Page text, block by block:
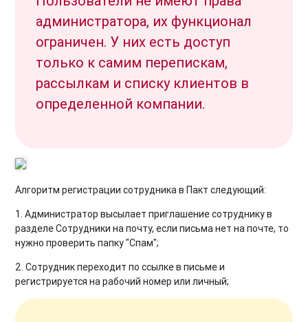
администратора, их функционал
ограничен. У них есть доступ
только к самим перепискам,
рассылкам и списку клиентов в
определенной компании.
Алгоритм регистрации сотрудника в Пакт следующий:
1. Администратор высылает приглашение сотруднику в
разделе Сотрудники на почту, если письма нет на почте, то
нужно проверить папку "Спам";
2. Сотрудник переходит по ссылке в письме и
регистрируется на рабочий номер или личный;